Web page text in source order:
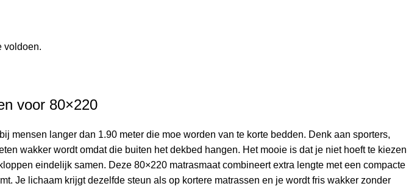
voldoen.
voor 80×220
mensen langer dan 1.90 meter die moe worden van te korte bedden. Denk aan sporters,
wakker wordt omdat die buiten het dekbed hangen. Het mooie is dat je niet hoeft te kiezen
eindelijk samen. Deze 80×220 matrasmaat combineert extra lengte met een compacte
Je lichaam krijgt dezelfde steun als op kortere matrassen en je wordt fris wakker zonder